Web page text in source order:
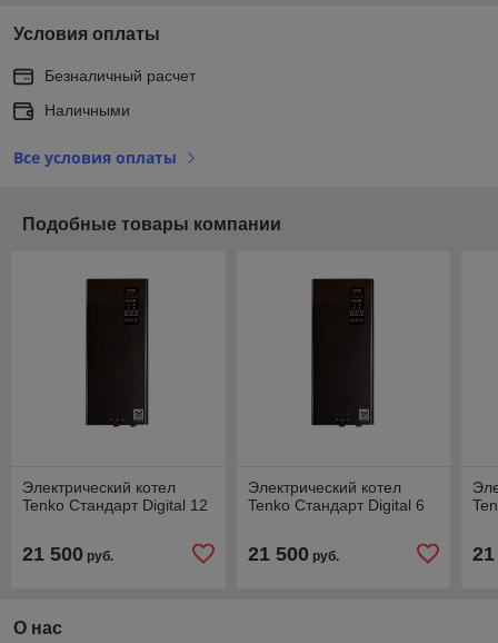
Условия оплаты
Безналичный расчет
Наличными
Все условия оплаты
Подобные товары компании
Электрический котел
Tenko Стандарт Digital 12
21 500 руб.
Электрический котел
Tenko Стандарт Digital 6
21 500руб.
О нас